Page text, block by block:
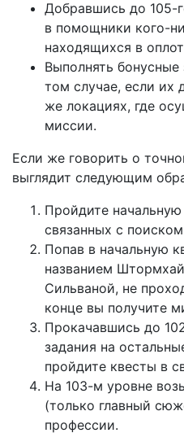
Добравшись до 105-
в помощники кого-
находящихся в
Выполнять
том случае, если их
же локациях, где
миссии.
Если же говорить о
выглядит следующим
Пройдите
связанных с
Попав в начальную
названием
Сильваной, не
конце вы получите
Прокачавшись до
задания на
пройдите квесты в
На 103-м уровне
(только главный
профессии.